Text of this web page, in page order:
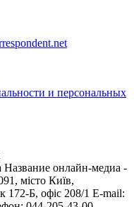
и персональных
Название онлайн-медиа -
місто Київ,
Б, офіс 208/1 E-mail: